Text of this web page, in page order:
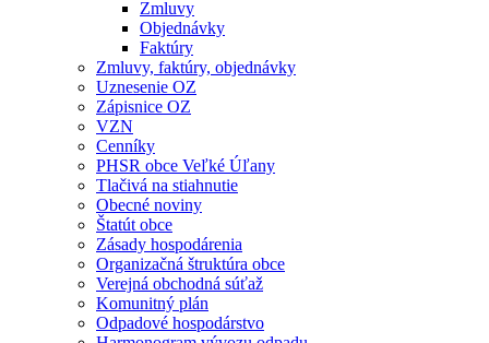
Zmluvy
Objednávky
Faktúry
Zmluvy, faktúry, objednávky
Uznesenie OZ
Zápisnice OZ
VZN
Cenníky
PHSR obce Veľké Úľany
Tlačivá na stiahnutie
Obecné noviny
Štatút obce
Zásady hospodárenia
Organizačná štruktúra obce
Verejná obchodná súťaž
Komunitný plán
Odpadové hospodárstvo